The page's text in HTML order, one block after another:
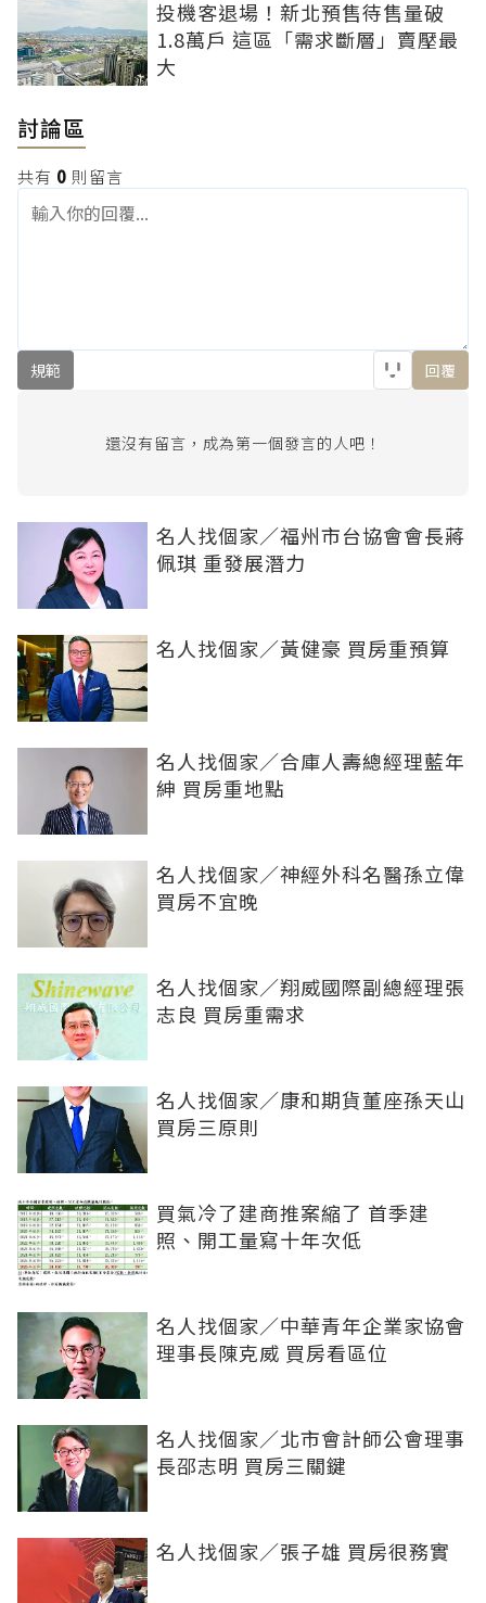
投機客退場！新北預售待售量破
1.8萬戶 這區「需求斷層」賣壓最
大
討論區
共有 0 則留言
規範 回覆
還沒有留言，成為第一個發言的人吧！
名人找個家／福州市台協會會長蔣
佩琪 重發展潛力
名人找個家／黃健豪 買房重預算
名人找個家／合庫人壽總經理藍年
紳 買房重地點
名人找個家／神經外科名醫孫立偉
買房不宜晚
名人找個家／翔威國際副總經理張
志良 買房重需求
名人找個家／康和期貨董座孫天山
買房三原則
買氣冷了建商推案縮了 首季建
照、開工量寫十年次低
名人找個家／中華青年企業家協會
理事長陳克威 買房看區位
名人找個家／北市會計師公會理事
長邵志明 買房三關鍵
名人找個家／張子雄 買房很務實